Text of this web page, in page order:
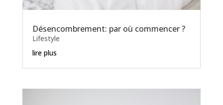
Désencombrement: par où commencer ?
Lifestyle
lire plus